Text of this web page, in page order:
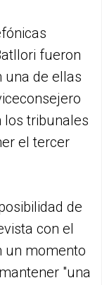
fueron
una de ellas
los tribunales
el tercer
de
con el
un momento
"una